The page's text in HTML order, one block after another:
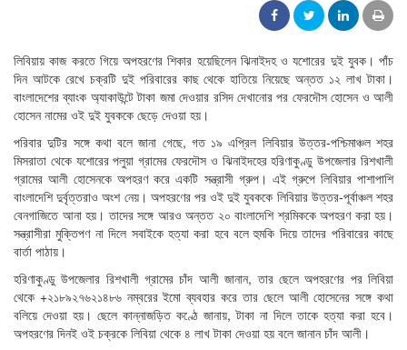
লিবিয়ায় কাজ করতে গিয়ে অপহরণের শিকার হয়েছিলেন ঝিনাইদহ ও যশোরের দুই যুবক। পাঁচ
দিন আটকে রেখে চক্রটি দুই পরিবারের কাছ থেকে হাতিয়ে নিয়েছে অন্তত ১২ লাখ টাকা।
বাংলাদেশের ব্যাংক অ্যাকাউন্টে টাকা জমা দেওয়ার রসিদ দেখানোর পর ফেরদৌস হোসেন ও আলী
হোসেন নামের ওই দুই যুবককে ছেড়ে দেওয়া হয়।
পরিবার দুটির সঙ্গে কথা বলে জানা গেছে, গত ১৯ এপ্রিল লিবিয়ার উত্তর-পশ্চিমাঞ্চল শহর
মিসরাতা থেকে যশোরের পলুয়া গ্রামের ফেরদৌস ও ঝিনাইদহের হরিণাকুণ্ডু উপজেলার রিশখালী
গ্রামের আলী হোসেনকে অপহরণ করে একটি সন্ত্রাসী গ্রুপ। এই গ্রুপে লিবিয়ার পাশাপাশি
বাংলাদেশি দুর্বৃত্তরাও অংশ নেয়। অপহরণের পর ওই দুই যুবককে লিবিয়ার উত্তর-পূর্বাঞ্চল শহর
বেনগাজিতে আনা হয়। তাদের সঙ্গে আরও অন্তত ২০ বাংলাদেশি শ্রমিককে অপহরণ করা হয়।
সন্ত্রাসীরা মুক্তিপণ না দিলে সবাইকে হত্যা করা হবে বলে হুমকি দিয়ে তাদের পরিবারের কাছে
বার্তা পাঠায়।
হরিণাকুণ্ডু উপজেলার রিশখালী গ্রামের চাঁদ আলী জানান, তার ছেলে অপহরণের পর লিবিয়া
থেকে +২১৮৯২৭৬২১৪৮৬ নম্বরের ইমো ব্যবহার করে তার ছেলে আলী হোসেনের সঙ্গে কথা
বলিয়ে দেওয়া হয়। ছেলে কান্নাজড়িত কণ্ঠে জানায়, টাকা না দিলে তাকে হত্যা করা হবে।
অপহরণের দিনই ওই চক্রকে লিবিয়া থেকে ৪ লাখ টাকা দেওয়া হয় বলে জানান চাঁদ আলী।